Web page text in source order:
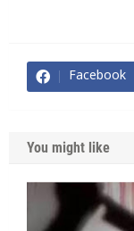
Facebook
You might like